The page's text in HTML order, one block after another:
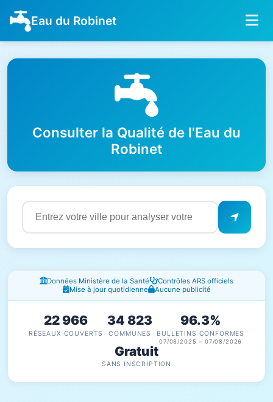
Eau du Robinet
Consulter la Qualité de l'Eau du
Robinet
Résultats de qualité de l'eau
Fenêtres d'information
Données Ministère de la Santé
Contrôles ARS officiels
Mise à jour quotidienne
Aucune publicité
22 966
RÉSEAUX COUVERTS
34 823
COMMUNES
96.3%
BULLETINS CONFORMES
07/08/2025 – 07/08/2026
Gratuit
SANS INSCRIPTION